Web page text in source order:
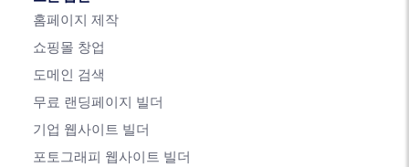
홈페이지 제작
쇼핑몰 창업
도메인 검색
무료 랜딩페이지 빌더
기업 웹사이트 빌더
포토그래피 웹사이트 빌더